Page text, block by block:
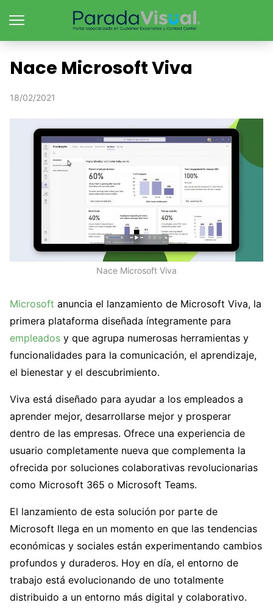
Nace Microsoft Viva
18/02/2021
Nace Microsoft Viva
Microsoft anuncia el lanzamiento de Microsoft Viva, la
primera plataforma diseñada íntegramente para
empleados y que agrupa numerosas herramientas y
funcionalidades para la comunicación, el aprendizaje,
el bienestar y el descubrimiento.
Viva está diseñado para ayudar a los empleados a
aprender mejor, desarrollarse mejor y prosperar
dentro de las empresas. Ofrece una experiencia de
usuario completamente nueva que complementa la
ofrecida por soluciones colaborativas revolucionarias
como Microsoft 365 o Microsoft Teams.
El lanzamiento de esta solución por parte de
Microsoft llega en un momento en que las tendencias
económicas y sociales están experimentando cambios
profundos y duraderos. Hoy en día, el entorno de
trabajo está evolucionando de uno totalmente
distribuido a un entorno más digital y colaborativo.